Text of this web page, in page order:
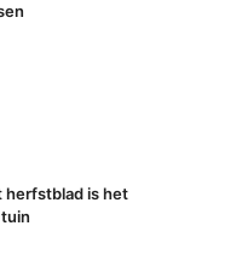
herfstblad is het